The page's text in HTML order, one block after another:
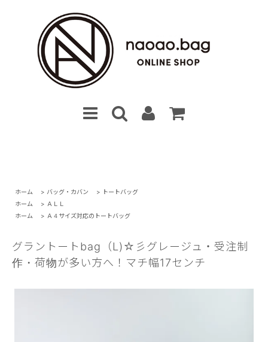
ホーム > バッグ・カバン > トートバッグ
ホーム
> ＡＬＬ
ホーム
> Ａ４サイズ対応のトートバッグ
グラントートbag（L)☆彡グレージュ・受注制
作・荷物が多い方へ！マチ幅17センチ